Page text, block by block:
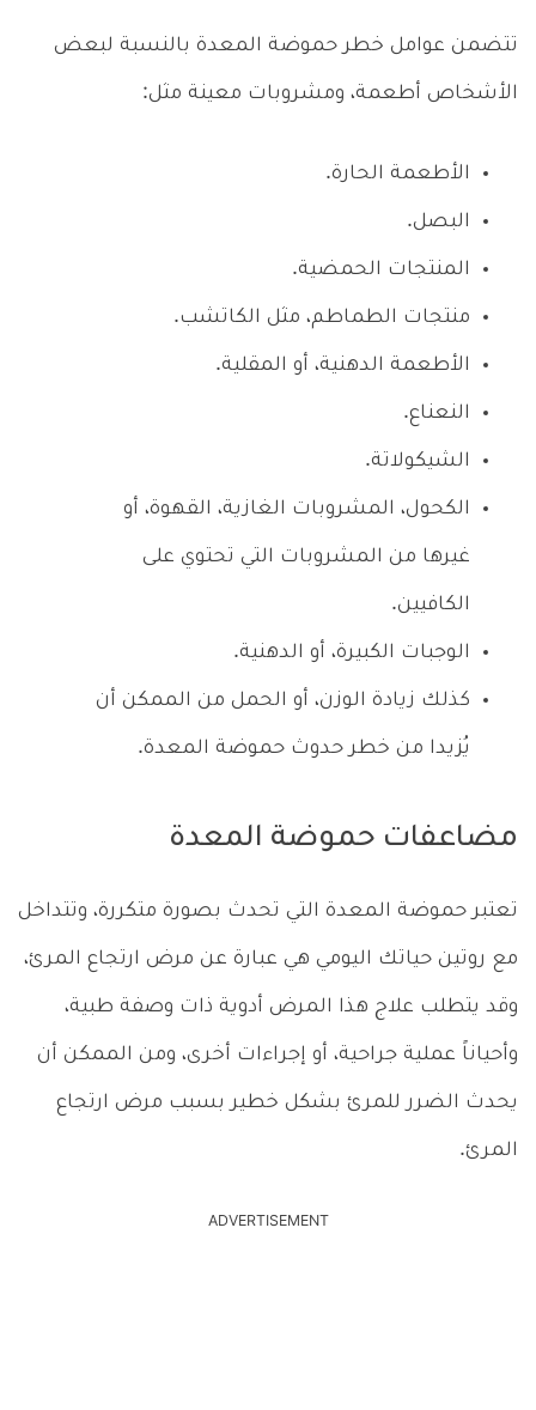
تتضمن عوامل خطر حموضة المعدة بالنسبة لبعض
الأشخاص أطعمة، ومشروبات معينة مثل:
الأطعمة الحارة.
البصل.
المنتجات الحمضية.
منتجات الطماطم، مثل الكاتشب.
الأطعمة الدهنية، أو المقلية.
النعناع.
الشيكولاتة.
الكحول، المشروبات الغازية، القهوة، أو
غيرها من المشروبات التي تحتوي على
الكافيين.
الوجبات الكبيرة، أو الدهنية.
كذلك زيادة الوزن، أو الحمل من الممكن أن
يُزيدا من خطر حدوث حموضة المعدة.
مضاعفات حموضة المعدة
تعتبر حموضة المعدة التي تحدث بصورة متكررة، وتتداخل
مع روتين حياتك اليومي هي عبارة عن مرض ارتجاع المرئ،
وقد يتطلب علاج هذا المرض أدوية ذات وصفة طبية،
وأحياناً عملية جراحية، أو إجراءات أخرى، ومن الممكن أن
يحدث الضرر للمرئ بشكل خطير بسبب مرض ارتجاع
المرئ.
ADVERTISEMENT